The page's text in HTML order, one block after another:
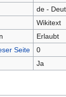
de -
Wikitext
Erlaubt
Seite
0
Ja